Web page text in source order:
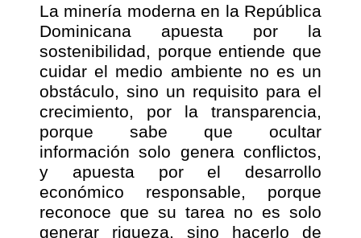
La minería moderna en la República
Dominicana apuesta por la
sostenibilidad, porque entiende que
cuidar el medio ambiente no es un
obstáculo, sino un requisito para el
crecimiento, por la transparencia,
porque sabe que ocultar
información solo genera conflictos,
y apuesta por el desarrollo
económico responsable, porque
reconoce que su tarea no es solo
generar riqueza, sino hacerlo de